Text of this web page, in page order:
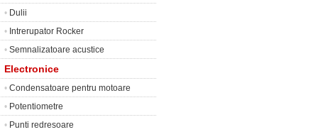
• Dulii
• Intrerupator Rocker
• Semnalizatoare acustice
Electronice
• Condensatoare pentru motoare
• Potentiometre
• Punti redresoare